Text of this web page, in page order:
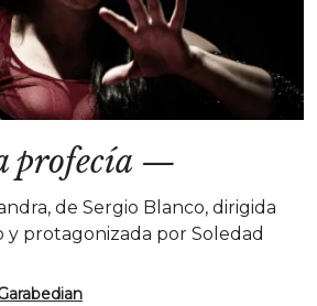
profecía —
de Sergio Blanco, dirigida
y protagonizada por Soledad